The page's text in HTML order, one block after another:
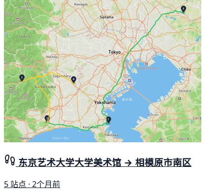
东京艺术大学大学美术馆 → 相模原市南区
5 站点 · 2个月前